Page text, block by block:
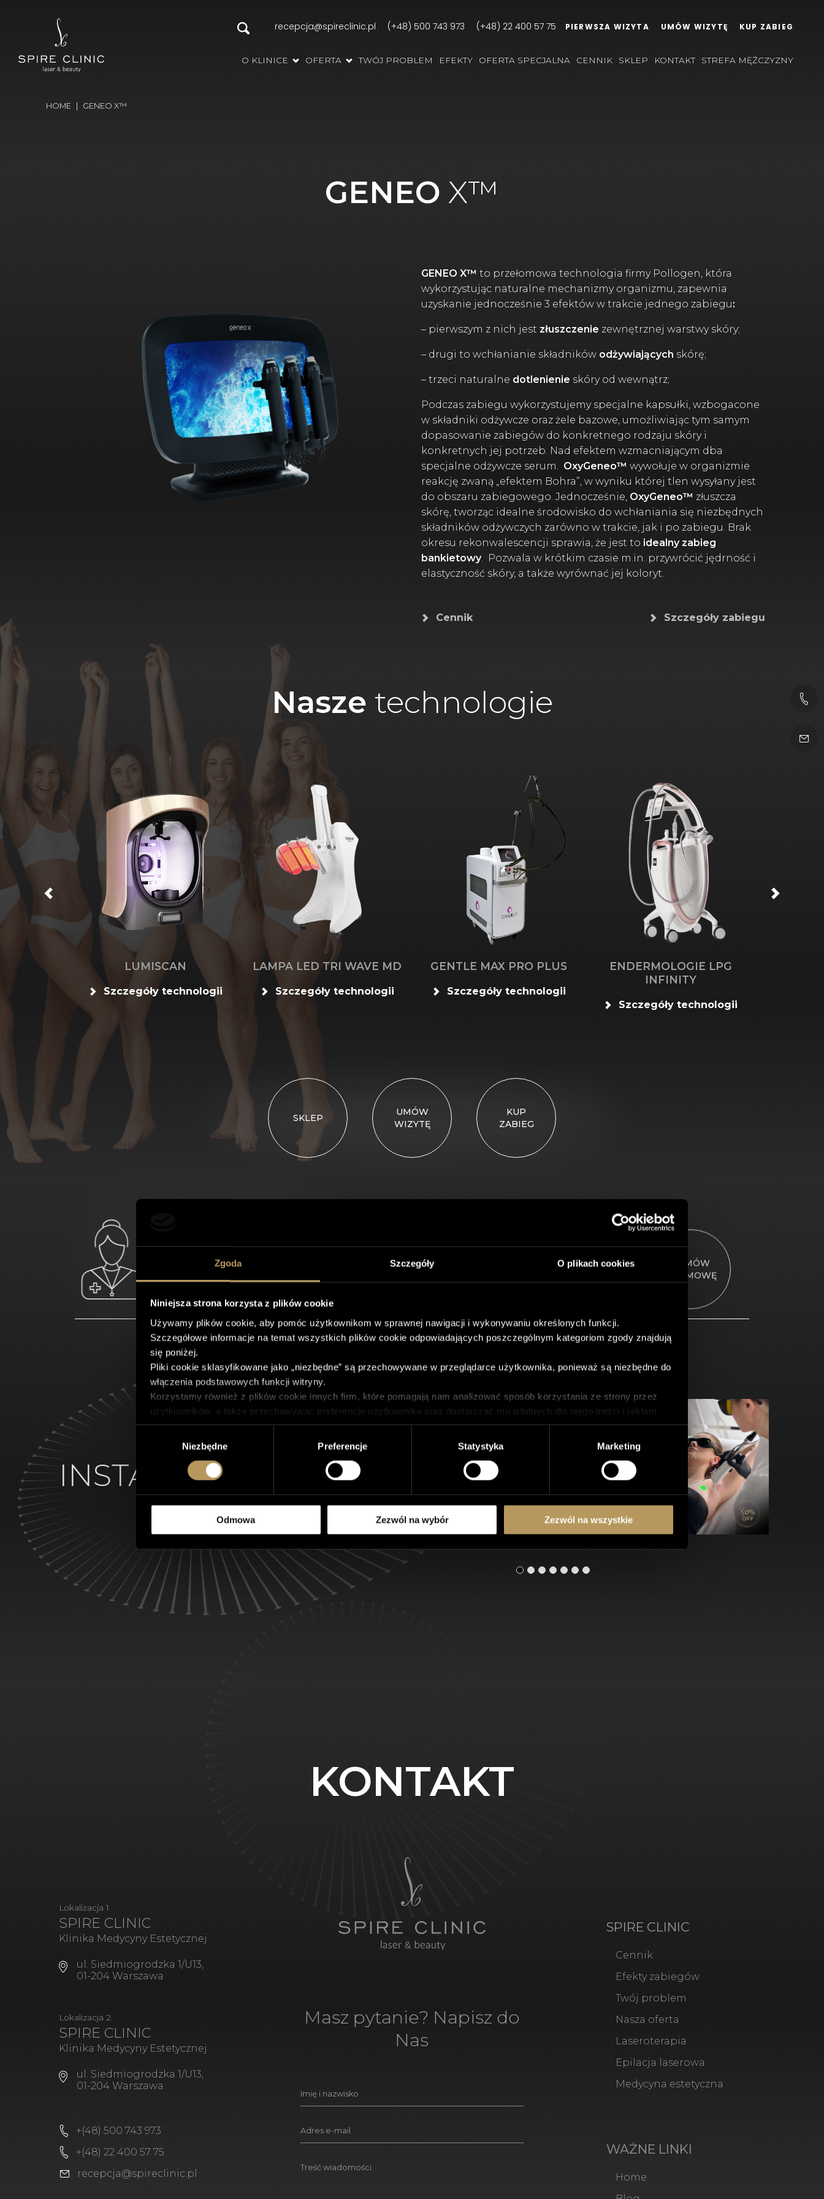
Zgoda Szczegóły O plikach cookies
Niniejsza strona korzysta z plików cookie
Używamy plików cookie, aby pomóc użytkownikom w sprawnej nawigacji i wykonywaniu określonych funkcji.
Szczegółowe informacje na temat wszystkich plików cookie odpowiadających poszczególnym kategoriom zgody znajdują
się poniżej.
Pliki cookie sklasyfikowane jako „niezbędne” są przechowywane w przeglądarce użytkownika, ponieważ są niezbędne do
włączenia podstawowych funkcji witryny.
Korzystamy również z plików cookie innych firm, które pomagają nam analizować sposób korzystania ze strony przez
użytkowników, a także przechowywać preferencje użytkownika oraz dostarczać mu istotnych dla niego treści i reklam.
Tego typu pliki cookie będą przechowywane w przeglądarce tylko za uprzednią zgodą użytkownika.
Można włączyć lub wyłączyć niektóre lub wszystkie te pliki cookie, ale wyłączenie niektórych z nich może wpłynąć na
jakość przeglądania.
Niezbędne Preferencje Statystyka Marketing
Odmowa Zezwól na wybór Zezwól na wszystkie
recepcja@spireclinic.pl (+48) 500 743 973 (+48) 22 400 57 75 PIERWSZA WIZYTA UMÓW WIZYTĘ KUP ZABIEG
O KLINICE OFERTA TWÓJ PROBLEM EFEKTY OFERTA SPECJALNA CENNIK SKLEP KONTAKT STREFA MĘŻCZYZNY
HOME GENEO X™
GENEO X™
GENEO X™ to przełomowa technologia firmy Pollogen, która
wykorzystując naturalne mechanizmy organizmu, zapewnia
uzyskanie jednocześnie 3 efektów w trakcie jednego zabiegu:
– pierwszym z nich jest złuszczenie zewnętrznej warstwy skóry;
– drugi to wchłanianie składników odżywiających skórę;
– trzeci naturalne dotlenienie skóry od wewnątrz;
Podczas zabiegu wykorzystujemy specjalne kapsułki, wzbogacone
w składniki odżywcze oraz żele bazowe, umożliwiając tym samym
dopasowanie zabiegów do konkretnego rodzaju skóry i
konkretnych jej potrzeb. Nad efektem wzmacniającym dba
specjalne odżywcze serum. OxyGeneo™ wywołuje w organizmie
reakcję zwaną „efektem Bohra”, w wyniku której tlen wysyłany jest
do obszaru zabiegowego. Jednocześnie, OxyGeneo™ złuszcza
skórę, tworząc idealne środowisko do wchłaniania się niezbędnych
składników odżywczych zarówno w trakcie, jak i po zabiegu. Brak
okresu rekonwalescencji sprawia, że jest to idealny zabieg
bankietowy. Pozwala w krótkim czasie m.in. przywrócić jędrność i
elastyczność skóry, a także wyrównać jej koloryt.
Cennik Szczegóły zabiegu
Nasze technologie
LUMISCAN
Szczegóły technologii
LAMPA LED TRI WAVE MD
Szczegóły technologii
GENTLE MAX PRO PLUS
Szczegóły technologii
ENDERMOLOGIE LPG
INFINITY
Szczegóły technologii
SKLEP
UMÓW
WIZYTĘ
KUP
ZABIEG
Chcesz dowiedzieć się więcej?
Oddzwonimy do Ciebie!
ROZMOWĘ
INSTAGRAM
KONTAKT
Lokalizacja 1
SPIRE CLINIC
Klinika Medycyny Estetycznej
ul. Siedmiogrodzka 1/U13,
01-204 Warszawa
Lokalizacja 2
SPIRE CLINIC
Klinika Medycyny Estetycznej
ul. Siedmiogrodzka 1/U13,
01-204 Warszawa
+(48) 500 743 973
+(48) 22 400 57 75
recepcja@spireclinic.pl
Masz pytanie? Napisz do
Nas
SPIRE CLINIC
Cennik
Efekty zabiegów
Twój problem
Nasza oferta
Laseroterapia
Epilacja laserowa
Medycyna estetyczna
WAŻNE LINKI
Home